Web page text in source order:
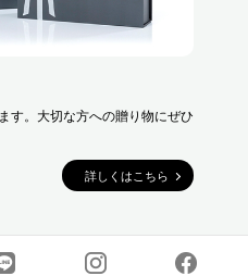
す。大切な方への贈り物にぜひ
詳しくはこちら